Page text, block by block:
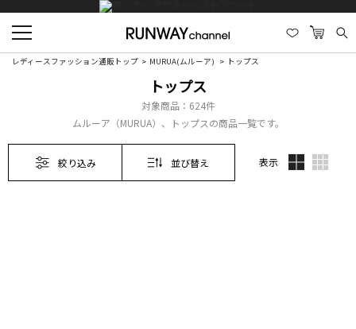
レディースファッション通販トップ MURUA(ムルーア) トップス
トップス
対象商品： 624件
ムルーア（MURUA）、トップスの商品一覧です。
絞り込み 並び替え 表示